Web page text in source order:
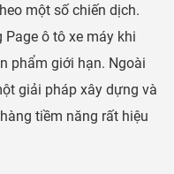
một số chiến dịch.
ô tô xe máy khi
phẩm giới hạn. Ngoài
giải pháp xây dựng và
tiềm năng rất hiệu